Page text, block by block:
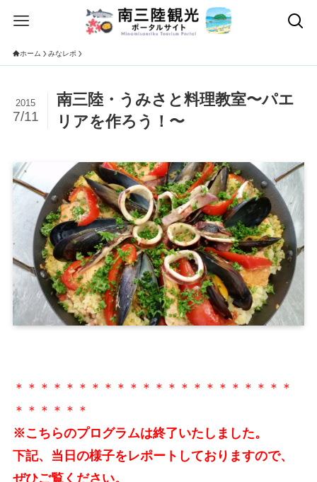
ホーム みなレポ
南三陸・うみさと料理教室〜パエ
リアを作ろう！〜
2015
7/11
＊＊＊＊＊＊＊＊＊＊＊＊＊＊＊＊＊＊＊＊＊＊
＊＊＊＊＊＊
※こちらのプログラムは終了いたしました。
下記、当日の様子をレポートしておりますので、
ぜひご覧ください。